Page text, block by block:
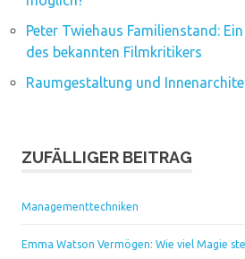
Peter Twiehaus Familienstand:
des bekannten Filmkritikers
Raumgestaltung und
ZUFÄLLIGER BEITRAG
Managementtechniken
Emma Watson Vermögen: Wie viel Magie